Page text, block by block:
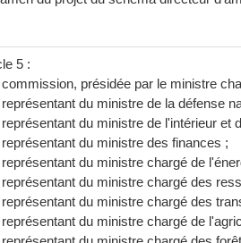
5 :
présidée par le ministre
du ministre de la défense
du ministre de l'intérieur et
du ministre des finances ;
du ministre chargé de
du ministre chargé des
du ministre chargé des
du ministre chargé de